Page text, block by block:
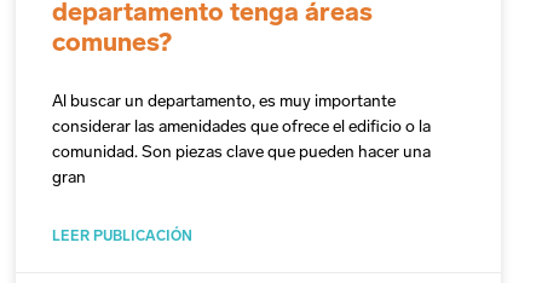
departamento tenga áreas
comunes?
Al buscar un departamento, es muy importante
considerar las amenidades que ofrece el edificio o la
comunidad. Son piezas clave que pueden hacer una
gran
LEER PUBLICACIÓN